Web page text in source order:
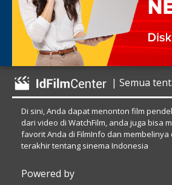
| Semua
Di sini, Anda dapat menonton film
dari video di WatchFilm, anda juga bisa
favorit Anda di FilmInfo dan
terakhir tentang sinema Indonesia
Powered by